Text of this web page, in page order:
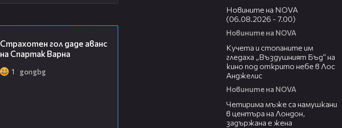
Страхотен гол даде аванс
на Спартак Варна
1 gongbg
Новините на NOVA
(06.08.2026 - 7.00)
Новините на NOVA
Кучета и стопаните им
гледаха „Въздушният Бъд“ на
кино под открито небе в Лос
Анджелис
Новините на NOVA
Четирима мъже са намушкани
в центъра на Лондон,
задържана е жена